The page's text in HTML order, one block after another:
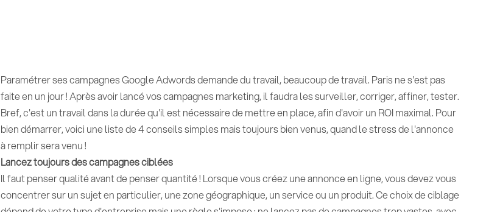
Paramétrer ses campagnes Google Adwords demande du travail, beaucoup de travail. Paris ne s'est pas
faite en un jour ! Après avoir lancé vos campagnes marketing, il faudra les surveiller, corriger, affiner, tester.
Bref, c'est un travail dans la durée qu'il est nécessaire de mettre en place, afin d'avoir un ROI maximal. Pour
bien démarrer, voici une liste de 4 conseils simples mais toujours bien venus, quand le stress de l'annonce
à remplir sera venu !
Lancez toujours des campagnes ciblées
Il faut penser qualité avant de penser quantité ! Lorsque vous créez une annonce en ligne, vous devez vous
concentrer sur un sujet en particulier, une zone géographique, un service ou un produit. Ce choix de ciblage